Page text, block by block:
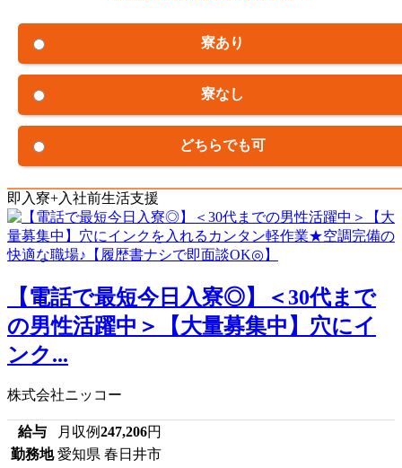
寮あり
寮なし
どちらでも可
即入寮+入社前生活支援
【電話で最短今日入寮◎】＜30代まで
の男性活躍中＞【大量募集中】穴にイ
ンク...
株式会社ニッコー
給与 月収例247,206円
勤務地 愛知県 春日井市